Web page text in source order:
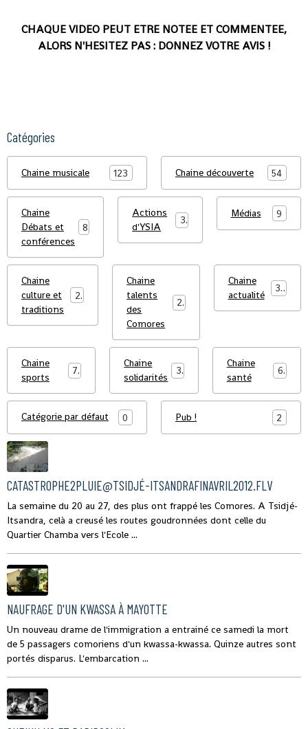
CHAQUE VIDEO PEUT ETRE NOTEE ET COMMENTEE,
ALORS N'HESITEZ PAS : DONNEZ VOTRE AVIS !
Catégories
Chaine musicale 123 Chaine découverte 54
Chaine
Débats et
conférences
8
Actions
d'YSIA
3
Médias 9
Chaine
culture et
traditions
23
Chaine
talents
des
Comores
25
Chaine
actualité
39
Chaine
sports
7
Chaine
solidarités
3
Chaine
santé
6
Catégorie par défaut 0 Pub ! 2
CATASTROPHE2PLUIE@TSIDJÉ-ITSANDRAFINAVRIL2012.FLV
La semaine du 20 au 27, des plus ont frappé les Comores. A Tsidjé-
Itsandra, celà a creusé les routes goudronnées dont celle du
Quartier Chamba vers l'Ecole ...
NAUFRAGE D'UN KWASSA À MAYOTTE
Un nouveau drame de l'immigration a entrainé ce samedi la mort
de 5 passagers comoriens d'un kwassa-kwassa. Quinze autres sont
portés disparus. L'embarcation ...